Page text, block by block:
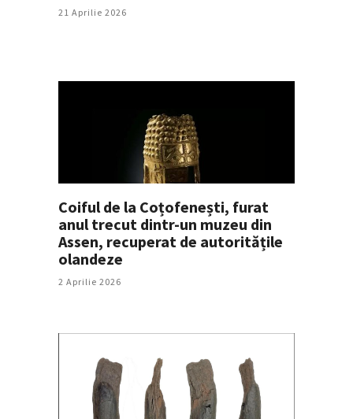
21 Aprilie 2026
Coiful de la Coțofenești, furat
anul trecut dintr-un muzeu din
Assen, recuperat de autoritățile
olandeze
2 Aprilie 2026